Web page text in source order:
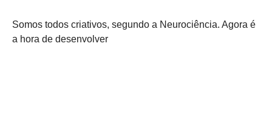
Somos todos criativos, segundo a Neurociência. Agora é
a hora de desenvolver